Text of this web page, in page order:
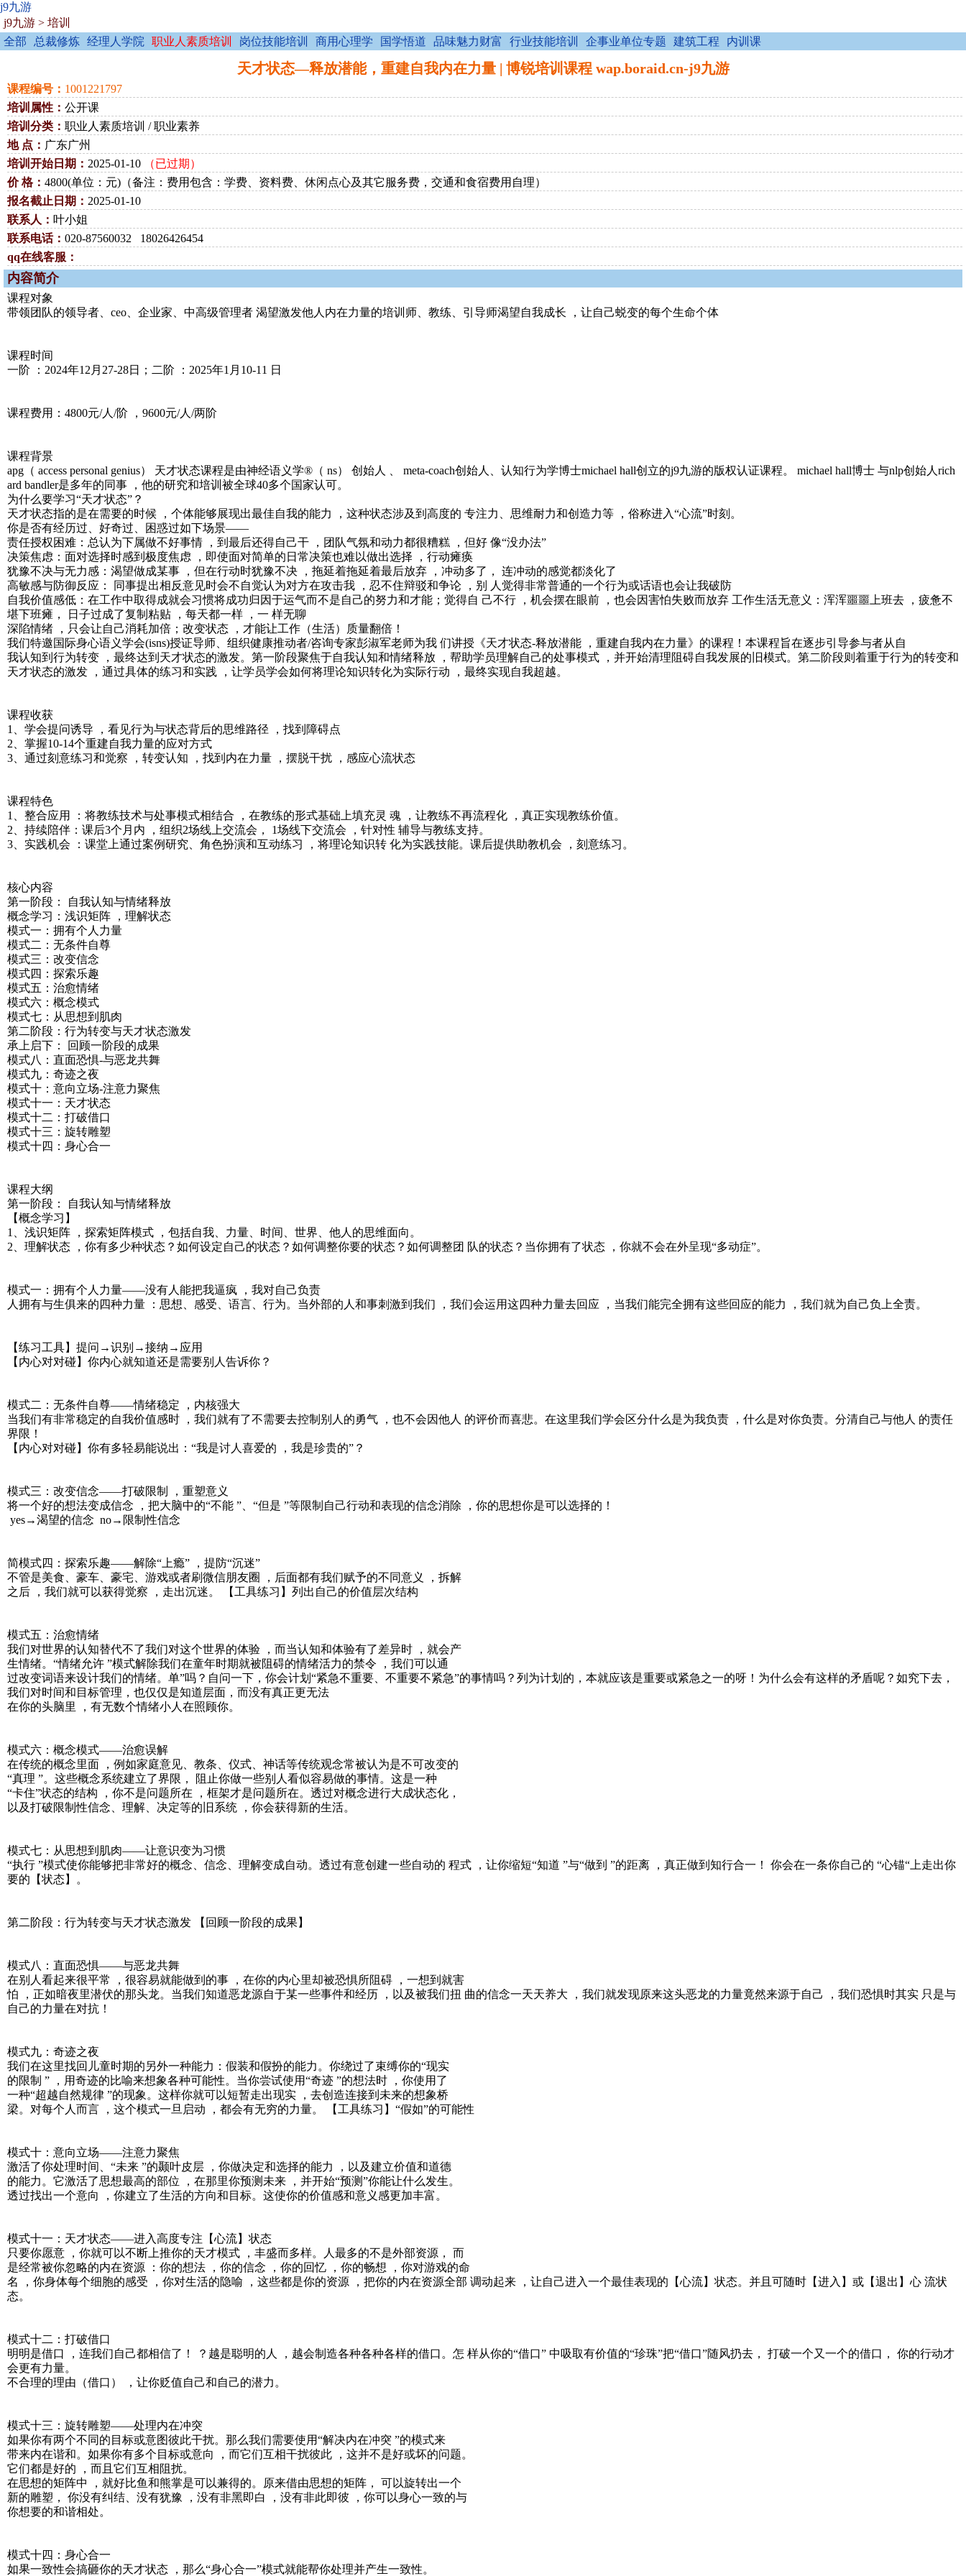
j9九游
j9九游 > 培训
全部
总裁修炼 经理人学院 职业人素质培训 岗位技能培训 商用心理学 国学悟道 品味魅力财富 行业技能培训 企事业单位专题 建筑工程 内训课
天才状态—释放潜能，重建自我内在力量 | 博锐培训课程 wap.boraid.cn-j9九游
课程编号： 1001221797
培训属性： 公开课
培训分类： 职业人素质培训 / 职业素养
地 点： 广东广州
培训开始日期： 2025-01-10
（已过期）
价 格： 4800(单位：元)（备注：费用包含：学费、资料费、休闲点心及其它服务费，交通和食宿费用自理）
报名截止日期： 2025-01-10
联系人： 叶小姐
联系电话： 020-87560032 18026426454
qq在线客服：
内容简介
课程对象
带领团队的领导者、ceo、企业家、中高级管理者 渴望激发他人内在力量的培训师、教练、引导师渴望自我成长 ，让自己蜕变的每个生命个体
课程时间
一阶 ：2024年12月27-28日；二阶 ：2025年1月10-11 日
课程费用：4800元/人/阶 ，9600元/人/两阶
课程背景
apg（ access personal genius） 天才状态课程是由神经语义学®（ ns） 创始人 、 meta-coach创始人、认知行为学博士michael hall创立的j9九游的版权认证课程。 michael hall博士 与nlp创始人rich
ard bandler是多年的同事 ，他的研究和培训被全球40多个国家认可。
为什么要学习“天才状态”？
天才状态指的是在需要的时候 ，个体能够展现出最佳自我的能力 ，这种状态涉及到高度的 专注力、思维耐力和创造力等 ，俗称进入“心流”时刻。
你是否有经历过、好奇过、困惑过如下场景——
责任授权困难：总认为下属做不好事情 ，到最后还得自己干 ，团队气氛和动力都很糟糕 ，但好 像“没办法”
决策焦虑：面对选择时感到极度焦虑 ，即使面对简单的日常决策也难以做出选择 ，行动瘫痪
犹豫不决与无力感：渴望做成某事 ，但在行动时犹豫不决 ，拖延着拖延着最后放弃 ，冲动多了， 连冲动的感觉都淡化了
高敏感与防御反应： 同事提出相反意见时会不自觉认为对方在攻击我 ，忍不住辩驳和争论 ，别 人觉得非常普通的一个行为或话语也会让我破防
自我价值感低：在工作中取得成就会习惯将成功归因于运气而不是自己的努力和才能；觉得自 己不行 ，机会摆在眼前 ，也会因害怕失败而放弃 工作生活无意义：浑浑噩噩上班去 ，疲惫不
堪下班瘫， 日子过成了复制粘贴 ，每天都一样 ，一 样无聊
深陷情绪 ，只会让自己消耗加倍；改变状态 ，才能让工作（生活）质量翻倍！
我们特邀国际身心语义学会(isns)授证导师、组织健康推动者/咨询专家彭淑军老师为我 们讲授《天才状态-释放潜能 ，重建自我内在力量》的课程！本课程旨在逐步引导参与者从自
我认知到行为转变 ，最终达到天才状态的激发。第一阶段聚焦于自我认知和情绪释放 ，帮助学员理解自己的处事模式 ，并开始清理阻碍自我发展的旧模式。第二阶段则着重于行为的转变和
天才状态的激发 ，通过具体的练习和实践 ，让学员学会如何将理论知识转化为实际行动 ，最终实现自我超越。
课程收获
1、学会提问诱导 ，看见行为与状态背后的思维路径 ，找到障碍点
2、掌握10-14个重建自我力量的应对方式
3、通过刻意练习和觉察 ，转变认知 ，找到内在力量 ，摆脱干扰 ，感应心流状态
课程特色
1、整合应用 ：将教练技术与处事模式相结合 ，在教练的形式基础上填充灵 魂 ，让教练不再流程化 ，真正实现教练价值。
2、持续陪伴：课后3个月内 ，组织2场线上交流会， 1场线下交流会 ，针对性 辅导与教练支持。
3、实践机会 ：课堂上通过案例研究、角色扮演和互动练习 ，将理论知识转 化为实践技能。课后提供助教机会 ，刻意练习。
核心内容
第一阶段： 自我认知与情绪释放
概念学习：浅识矩阵 ，理解状态
模式一：拥有个人力量
模式二：无条件自尊
模式三：改变信念
模式四：探索乐趣
模式五：治愈情绪
模式六：概念模式
模式七：从思想到肌肉
第二阶段：行为转变与天才状态激发
承上启下： 回顾一阶段的成果
模式八：直面恐惧-与恶龙共舞
模式九：奇迹之夜
模式十：意向立场-注意力聚焦
模式十一：天才状态
模式十二：打破借口
模式十三：旋转雕塑
模式十四：身心合一
课程大纲
第一阶段： 自我认知与情绪释放
【概念学习】
1、浅识矩阵 ，探索矩阵模式 ，包括自我、力量、时间、世界、他人的思维面向。
2、理解状态 ，你有多少种状态？如何设定自己的状态？如何调整你要的状态？如何调整团 队的状态？当你拥有了状态 ，你就不会在外呈现“多动症”。
模式一：拥有个人力量——没有人能把我逼疯 ，我对自己负责
人拥有与生俱来的四种力量 ：思想、感受、语言、行为。当外部的人和事刺激到我们 ，我们会运用这四种力量去回应 ，当我们能完全拥有这些回应的能力 ，我们就为自己负上全责。
【练习工具】提问→识别→接纳→应用
【内心对对碰】你内心就知道还是需要别人告诉你？
模式二：无条件自尊——情绪稳定 ，内核强大
当我们有非常稳定的自我价值感时 ，我们就有了不需要去控制别人的勇气 ，也不会因他人 的评价而喜悲。在这里我们学会区分什么是为我负责 ，什么是对你负责。分清自己与他人 的责任
界限！
【内心对对碰】你有多轻易能说出：“我是讨人喜爱的 ，我是珍贵的”？
模式三：改变信念——打破限制 ，重塑意义
将一个好的想法变成信念 ，把大脑中的“不能 ”、“但是 ”等限制自己行动和表现的信念消除 ，你的思想你是可以选择的！
yes→渴望的信念 no→限制性信念
简模式四：探索乐趣——解除“上瘾” ，提防“沉迷”
不管是美食、豪车、豪宅、游戏或者刷微信朋友圈 ，后面都有我们赋予的不同意义 ，拆解
之后 ，我们就可以获得觉察 ，走出沉迷。 【工具练习】列出自己的价值层次结构
模式五：治愈情绪
我们对世界的认知替代不了我们对这个世界的体验 ，而当认知和体验有了差异时 ，就会产
生情绪。“情绪允许 ”模式解除我们在童年时期就被阻碍的情绪活力的禁令 ，我们可以通
过改变词语来设计我们的情绪。单”吗？自问一下，你会计划“紧急不重要、不重要不紧急”的事情吗？列为计划的，本就应该是重要或紧急之一的呀！为什么会有这样的矛盾呢？如究下去，
我们对时间和目标管理，也仅仅是知道层面，而没有真正更无法
在你的头脑里 ，有无数个情绪小人在照顾你。
模式六：概念模式——治愈误解
在传统的概念里面 ，例如家庭意见、教条、仪式、神话等传统观念常被认为是不可改变的
“真理 ”。这些概念系统建立了界限， 阻止你做一些别人看似容易做的事情。这是一种
“卡住”状态的结构 ，你不是问题所在 ，框架才是问题所在。透过对概念进行大成状态化，
以及打破限制性信念、理解、决定等的旧系统 ，你会获得新的生活。
模式七：从思想到肌肉——让意识变为习惯
“执行 ”模式使你能够把非常好的概念、信念、理解变成自动。透过有意创建一些自动的 程式 ，让你缩短“知道 ”与“做到 ”的距离 ，真正做到知行合一！ 你会在一条你自己的 “心锚“上走出你
要的【状态】。
第二阶段：行为转变与天才状态激发 【回顾一阶段的成果】
模式八：直面恐惧——与恶龙共舞
在别人看起来很平常 ，很容易就能做到的事 ，在你的内心里却被恐惧所阻碍 ，一想到就害
怕 ，正如暗夜里潜伏的那头龙。当我们知道恶龙源自于某一些事件和经历 ，以及被我们扭 曲的信念一天天养大 ，我们就发现原来这头恶龙的力量竟然来源于自己 ，我们恐惧时其实 只是与
自己的力量在对抗！
模式九：奇迹之夜
我们在这里找回儿童时期的另外一种能力：假装和假扮的能力。你绕过了束缚你的“现实
的限制 ” ，用奇迹的比喻来想象各种可能性。当你尝试使用“奇迹 ”的想法时 ，你使用了
一种“超越自然规律 ”的现象。这样你就可以短暂走出现实 ，去创造连接到未来的想象桥
梁。对每个人而言 ，这个模式一旦启动 ，都会有无穷的力量。 【工具练习】“假如”的可能性
模式十：意向立场——注意力聚焦
激活了你处理时间、“未来 ”的颞叶皮层 ，你做决定和选择的能力 ，以及建立价值和道德
的能力。它激活了思想最高的部位 ，在那里你预测未来 ，并开始“预测”你能让什么发生。
透过找出一个意向 ，你建立了生活的方向和目标。这使你的价值感和意义感更加丰富。
模式十一：天才状态——进入高度专注【心流】状态
只要你愿意 ，你就可以不断上推你的天才模式 ，丰盛而多样。人最多的不是外部资源， 而
是经常被你忽略的内在资源 ：你的想法 ，你的信念 ，你的回忆 ，你的畅想 ，你对游戏的命
名 ，你身体每个细胞的感受 ，你对生活的隐喻 ，这些都是你的资源 ，把你的内在资源全部 调动起来 ，让自己进入一个最佳表现的【心流】状态。并且可随时【进入】或【退出】心 流状
态。
模式十二：打破借口
明明是借口 ，连我们自己都相信了！ ？越是聪明的人 ，越会制造各种各种各样的借口。怎 样从你的“借口” 中吸取有价值的“珍珠”把“借口”随风扔去， 打破一个又一个的借口， 你的行动才
会更有力量。
不合理的理由（借口） ，让你贬值自己和自己的潜力。
模式十三：旋转雕塑——处理内在冲突
如果你有两个不同的目标或意图彼此干扰。那么我们需要使用“解决内在冲突 ”的模式来
带来内在谐和。如果你有多个目标或意向 ，而它们互相干扰彼此 ，这并不是好或坏的问题。
它们都是好的 ，而且它们互相阻扰。
在思想的矩阵中 ，就好比鱼和熊掌是可以兼得的。原来借由思想的矩阵， 可以旋转出一个
新的雕塑， 你没有纠结、没有犹豫 ，没有非黑即白 ，没有非此即彼 ，你可以身心一致的与
你想要的和谐相处。
模式十四：身心合一
如果一致性会搞砸你的天才状态 ，那么“身心合一”模式就能帮你处理并产生一致性。